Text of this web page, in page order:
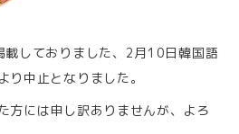
載しておりました、2月10日韓国語
中止となりました。
方には申し訳ありませんが、よろ